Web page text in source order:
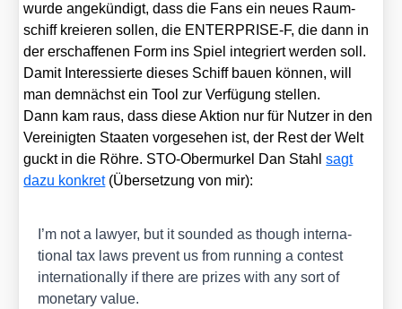
wur­de ange­kün­digt, dass die Fans ein neu­es Raum­
schiff kre­ieren sol­len, die ENTERPRISE‑F, die dann in
der erschaf­fe­nen Form ins Spiel inte­griert wer­den soll.
Damit Inter­es­sier­te die­ses Schiff bau­en kön­nen, will
man dem­nächst ein Tool zur Ver­fü­gung stel­len.
Dann kam raus, dass die­se Akti­on nur für Nut­zer in den
Ver­ei­nig­ten Staa­ten vor­ge­se­hen ist, der Rest der Welt
guckt in die Röh­re. STO-Ober­mur­kel Dan Stahlsagt
dazu kon­kret(Über­set­zung von mir):
I’m not a lawy­er, but it sound­ed as though inter­na­
tio­nal tax laws pre­vent us from run­ning a con­test
inter­na­tio­nal­ly if the­re are pri­zes with any sort of
mone­ta­ry value.